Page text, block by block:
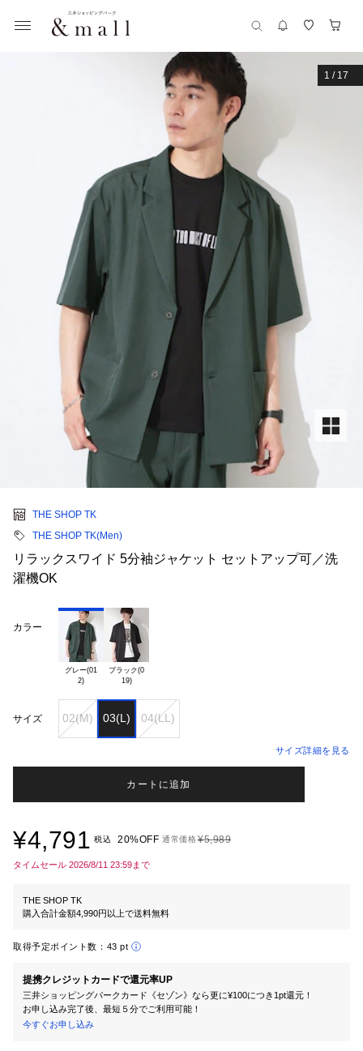
1 / 17
THE SHOP TK
THE SHOP TK(Men)
リラックスワイド 5分袖ジャケット セットアップ可／洗
濯機OK
カラー
グレー(01
ブラック(0
19)
サイズ 02(M) 03(L) 04(LL)
サイズ詳細を見る
カートに追加
¥4,791 税込 20%OFF 通常価格¥5,989
タイムセール 2026/8/11 23:59まで
THE SHOP TK
購入合計金額4,990円以上で送料無料
取得予定ポイント数： 43 pt
提携クレジットカードで還元率UP
三井ショッピングパークカード《セゾン》なら更に¥100につき1pt還元！
お申し込み完了後、最短５分でご利用可能！
今すぐお申し込み